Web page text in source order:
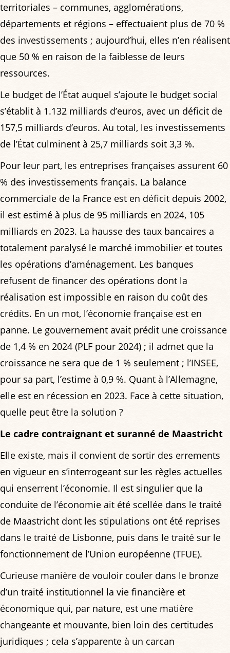
territoriales – communes, agglomérations,
départements et régions – effectuaient plus de 70 %
des investissements ; aujourd’hui, elles n’en réalisent
que 50 % en raison de la faiblesse de leurs
ressources.
Le budget de l’État auquel s’ajoute le budget social
s’établit à 1.132 milliards d’euros, avec un déficit de
157,5 milliards d’euros. Au total, les investissements
de l’État culminent à 25,7 milliards soit 3,3 %.
Pour leur part, les entreprises françaises assurent 60
% des investissements français. La balance
commerciale de la France est en déficit depuis 2002,
il est estimé à plus de 95 milliards en 2024, 105
milliards en 2023. La hausse des taux bancaires a
totalement paralysé le marché immobilier et toutes
les opérations d’aménagement. Les banques
refusent de financer des opérations dont la
réalisation est impossible en raison du coût des
crédits. En un mot, l’économie française est en
panne. Le gouvernement avait prédit une croissance
de 1,4 % en 2024 (PLF pour 2024) ; il admet que la
croissance ne sera que de 1 % seulement ; l’INSEE,
pour sa part, l’estime à 0,9 %. Quant à l’Allemagne,
elle est en récession en 2023. Face à cette situation,
quelle peut être la solution ?
Le cadre contraignant et suranné de Maastricht
Elle existe, mais il convient de sortir des errements
en vigueur en s’interrogeant sur les règles actuelles
qui enserrent l’économie. Il est singulier que la
conduite de l’économie ait été scellée dans le traité
de Maastricht dont les stipulations ont été reprises
dans le traité de Lisbonne, puis dans le traité sur le
fonctionnement de l’Union européenne (TFUE).
Curieuse manière de vouloir couler dans le bronze
d’un traité institutionnel la vie financière et
économique qui, par nature, est une matière
changeante et mouvante, bien loin des certitudes
juridiques ; cela s’apparente à un carcan